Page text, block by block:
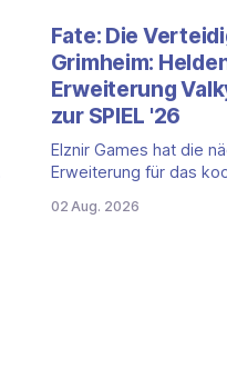
Fate: Die
Grimheim:
Erweiterung
zur SPIEL '26
Elznir Games hat die
Erweiterung für das
Grimheim angekündigt.
02 Aug. 2026